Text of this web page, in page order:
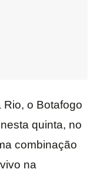
Rio, o Botafogo
quinta, no
combinação
na